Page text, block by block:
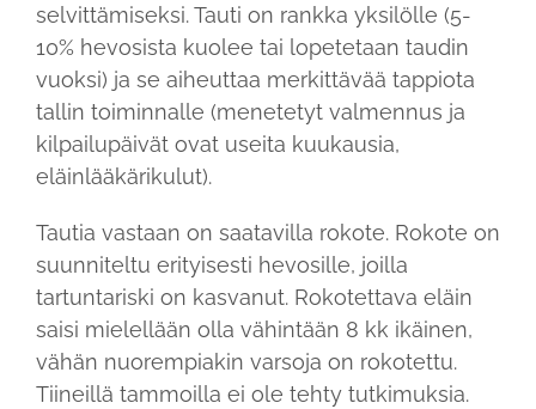
selvittämiseksi. Tauti on rankka yksilölle (5-
10% hevosista kuolee tai lopetetaan taudin
vuoksi) ja se aiheuttaa merkittävää tappiota
tallin toiminnalle (menetetyt valmennus ja
kilpailupäivät ovat useita kuukausia,
eläinlääkärikulut).
Tautia vastaan on saatavilla rokote. Rokote on
suunniteltu erityisesti hevosille, joilla
tartuntariski on kasvanut. Rokotettava eläin
saisi mielellään olla vähintään 8 kk ikäinen,
vähän nuorempiakin varsoja on rokotettu.
Tiineillä tammoilla ei ole tehty tutkimuksia.